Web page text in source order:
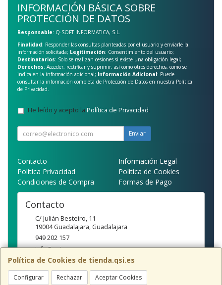
Política de Cookies de tienda.qsi.es
Configurar Rechazar Aceptar Cookies
INFORMACIÓN BÁSICA SOBRE
PROTECCIÓN DE DATOS
Responsable: Q-SOFT INFORMATICA, S.L.
Finalidad: Responder las consultas planteadas por el usuario y enviarle la
información solicitada; Legitimación: Consentimiento del usuario;
Destinatarios: Solo se realizan cesiones si existe una obligación legal;
Derechos: Acceder, rectificar y suprimir, así como otros derechos, como se
indica en la información adicional; Información Adicional: Puede
consultar la información completa de Protección de Datos en nuestra Política
de Privacidad.
He leído y acepto la Política de Privacidad.
Enviar
Contacto
Información Legal
Política Privacidad
Política de Cookies
Condiciones de Compra
Formas de Pago
Contacto
C/ Julián Besteiro, 11
19004 Guadalajara, Guadalajara
949 202 157
info@qsi.es
Horario